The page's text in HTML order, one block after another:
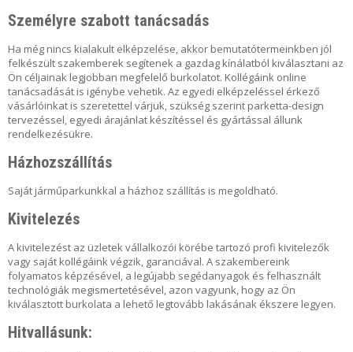
Személyre szabott tanácsadás
Ha még nincs kialakult elképzelése, akkor bemutatótermeinkben jól
felkészült szakemberek segítenek a gazdag kínálatból kiválasztani az
Ön céljainak legjobban megfelelő burkolatot. Kollégáink online
tanácsadását is igénybe vehetik. Az egyedi elképzeléssel érkező
vásárlóinkat is szeretettel várjuk, szükség szerint parketta-design
tervezéssel, egyedi árajánlat készítéssel és gyártással állunk
rendelkezésükre.
Házhozszállítás
Saját járműparkunkkal a házhoz szállítás is megoldható.
Kivitelezés
A kivitelezést az üzletek vállalkozói körébe tartozó profi kivitelezők
vagy saját kollégáink végzik, garanciával. A szakembereink
folyamatos képzésével, a legújabb segédanyagok és felhasznált
technológiák megismertetésével, azon vagyunk, hogy az Ön
kiválasztott burkolata a lehető legtovább lakásának ékszere legyen.
Hitvallásunk: